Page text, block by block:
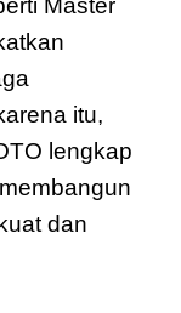
Master
itu,
lengkap
dan